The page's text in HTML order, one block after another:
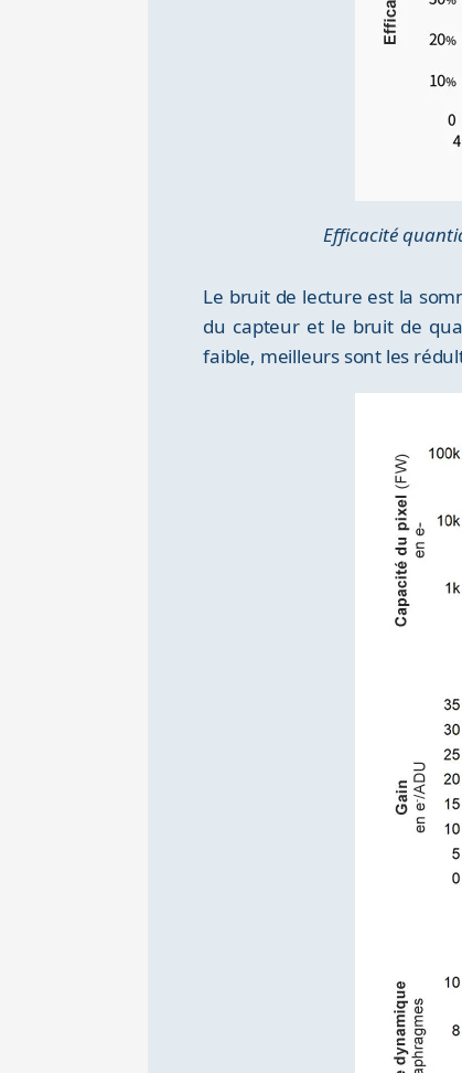
Efficacité
Le bruit de lecture est la
du capteur et le bruit de
faible, meilleurs sont les